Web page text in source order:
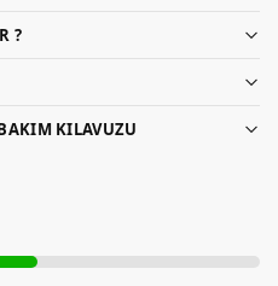
?
KILAVUZU